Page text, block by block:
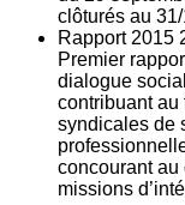
clôturés au
Rapport 2015
Premier
dialogue
contribuant
syndicales de
concourant au
missions